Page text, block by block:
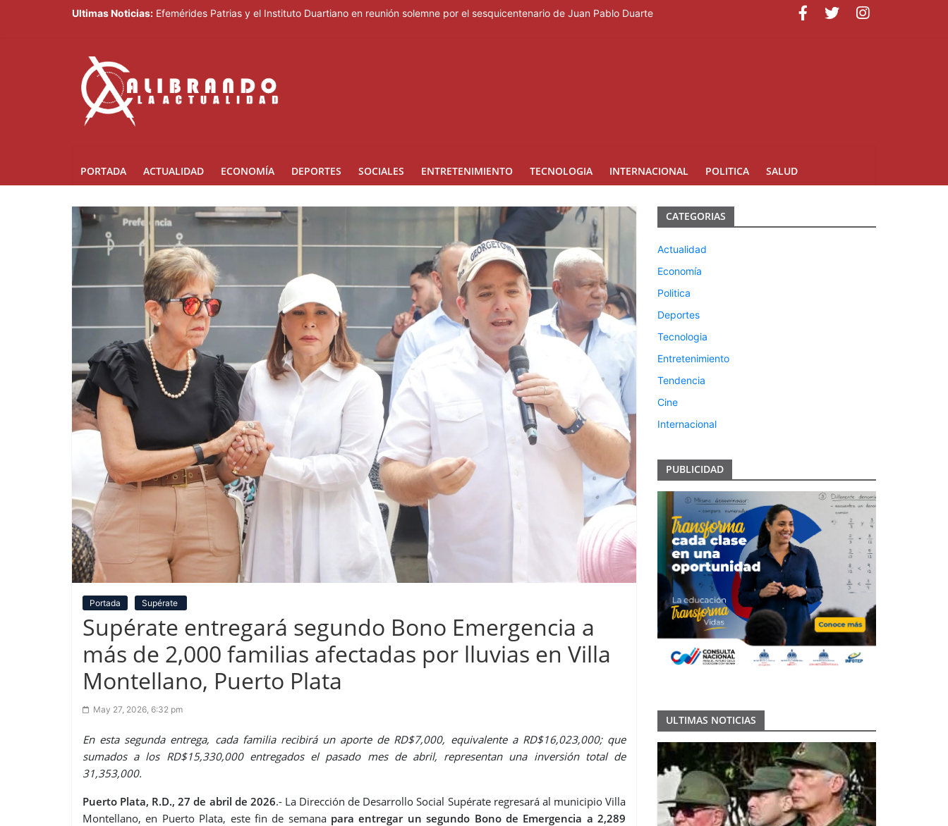
Ultimas Noticias: Efemérides Patrias y el Instituto Duartiano en reunión solemne por el sesquicentenario de Juan Pablo Duarte
PORTADA ACTUALIDAD ECONOMÍA DEPORTES SOCIALES ENTRETENIMIENTO TECNOLOGIA INTERNACIONAL POLITICA SALUD
Portada Supérate
Supérate entregará segundo Bono Emergencia a
más de 2,000 familias afectadas por lluvias en Villa
Montellano, Puerto Plata
May 27, 2026, 6:32 pm
En esta segunda entrega, cada familia recibirá un aporte de RD$7,000, equivalente a RD$16,023,000; que
sumados a los RD$15,330,000 entregados el pasado mes de abril, representan una inversión total de
31,353,000.
Puerto Plata, R.D., 27 de abril de 2026.- La Dirección de Desarrollo Social Supérate regresará al municipio Villa
Montellano, en Puerto Plata, este fin de semana para entregar un segundo Bono de Emergencia a 2,289
CATEGORIAS
Actualidad
Economía
Politica
Deportes
Tecnologia
Entretenimiento
Tendencia
Cine
Internacional
PUBLICIDAD
ULTIMAS NOTICIAS